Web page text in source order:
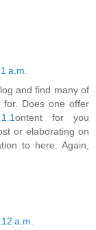
a.m.
and find many of
for. Does one offer
ontent for you
or elaborating on
to here. Again,
a.m.